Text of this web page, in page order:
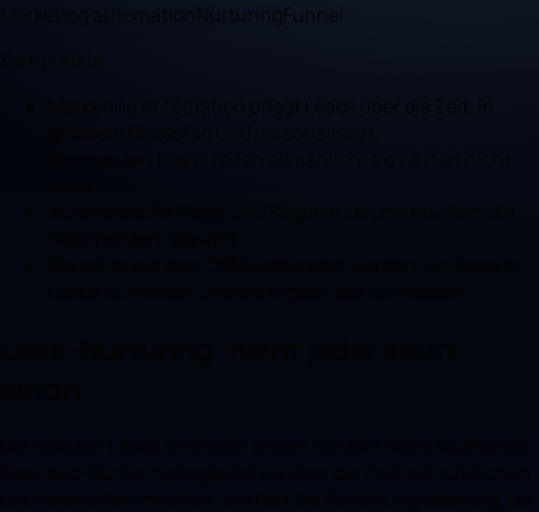
Marketing automationNurturingFunnel